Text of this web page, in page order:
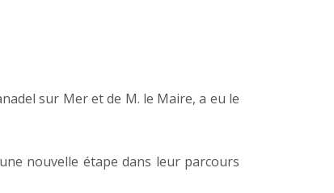
sur Mer et de M. le Maire, a eu le
nouvelle étape dans leur parcours